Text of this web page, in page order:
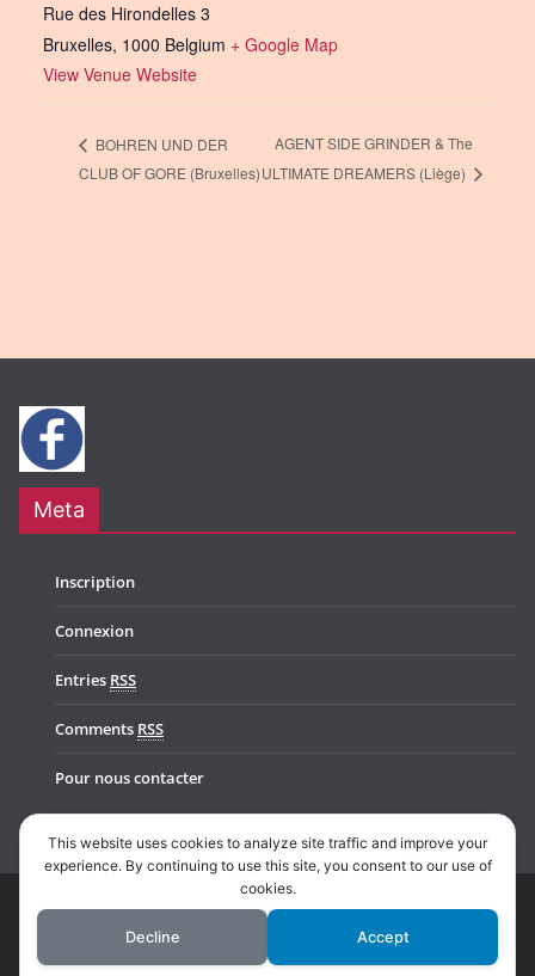
Rue des Hirondelles 3
Bruxelles, 1000 Belgium + Google Map
View Venue Website
BOHREN UND DER
CLUB OF GORE (Bruxelles)
AGENT SIDE GRINDER & The
ULTIMATE DREAMERS (Liège)
Meta
Inscription
Connexion
Entries RSS
Comments RSS
Pour nous contacter
Copyright © 2026Music In Belgium. All rights reserved.
ColorMag Pro by ThemeGrill. Powered by
This website uses cookies to analyze site traffic and improve your
experience. By continuing to use this site, you consent to our use of
cookies.
Decline Accept